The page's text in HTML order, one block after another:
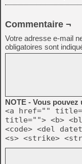
Commentaire ¬
Votre adresse e-mail
obligatoires sont
NOTE - Vous
<a href=""
title=""> <b>
<code> <del
<s> <strike>